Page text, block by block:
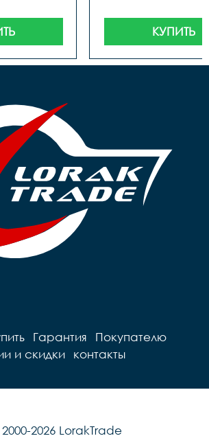
КУПИТЬ
Гарантия
Покупателю
и скидки контакты
2026 LorakTrade